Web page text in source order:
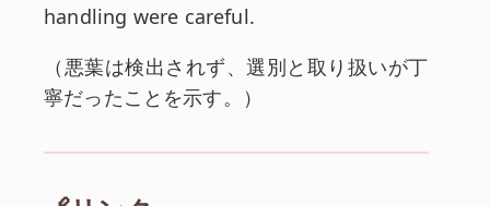
handling were careful.
和訳:
（悪葉は検出されず、選別と取り扱いが丁
寧だったことを示す。
）